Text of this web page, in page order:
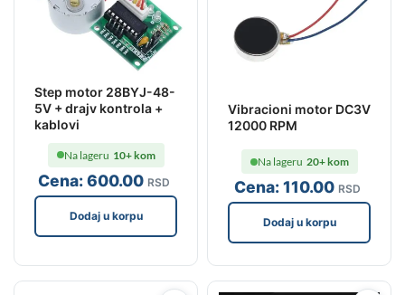
Step motor 28BYJ-48-
5V + drajv kontrola +
kablovi
Cena:600.00 RSD
Na lageru 10+ kom
Dodaj u korpu
Vibracioni motor DC3V
12000 RPM
Cena:110.00 RSD
Na lageru 20+ kom
Dodaj u korpu